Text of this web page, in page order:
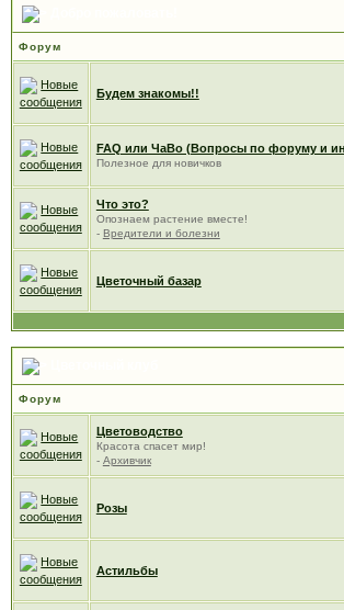
Форум
Будем знакомы!!
FAQ или ЧаВо (Вопросы по форуму и
Полезное для новичков
Что это?
Опознаем растение вместе!
- Вредители и болезни
Цветочный базар
Форум
Цветоводство
Красота спасет мир!
- Архивчик
Розы
Астильбы